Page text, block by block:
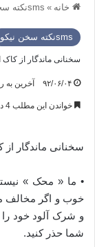
خانه » smsنكته سخن نيكو
smsنكته سخن نيكو
سخنانی ماندگار از
۹۲/۰۶/۰۴ آخرین به روز
خواندن این مطلب 4 دقیقه زمان میبرد
سخنانی ماندگار
• ما « محک »
خوب و اگر مخالف
و شرک آلود خود را
شما حذر کنید.